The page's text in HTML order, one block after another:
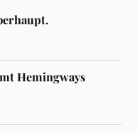
Hemingways